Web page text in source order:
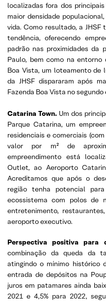
localizadas fora dos
maior densidade
vida. Como resultado, a
tendência, oferecendo
padrão nas proximidades da
Paulo, bem como na entorno
Boa Vista, um loteamento de
da JHSF dispararam após
Fazenda Boa Vista no
Catarina Town. Um dos
Parque Catarina, um
residenciais e comerciais
valor por m² de
empreendimento está
Outlet, ao Aeroporto
Acreditamos que após o
região tenha potencial
ecossistema com polos de
entretenimento,
aeroporto executivo.
Perspectiva positiva para
combinação da queda da
atingindo o mínimo histórico
entrada de depósitos na
juros em patamares ainda
2021 e 4,5% para 2022,